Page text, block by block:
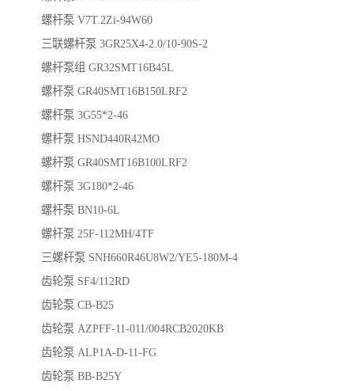
螺杆泵 V7T.2Zi-94W60
三联螺杆泵 3GR25X4-2.0/10-90S-2
螺杆泵组 GR32SMT16B45L
螺杆泵 GR40SMT16B150LRF2
螺杆泵 3G55*2-46
螺杆泵 HSND440R42MO
螺杆泵 GR40SMT16B100LRF2
螺杆泵 3G180*2-46
螺杆泵 BN10-6L
螺杆泵 25F-112MH/4TF
三螺杆泵 SNH660R46U8W2/YE5-180M-4
齿轮泵 SF4/112RD
齿轮泵 CB-B25
齿轮泵 AZPFF-11-011/004RCB2020KB
齿轮泵 ALP1A-D-11-FG
齿轮泵 BB-B25Y